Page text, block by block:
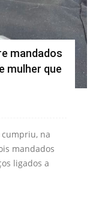
mandados
mulher que
cumpriu, na
mandados
ligados a